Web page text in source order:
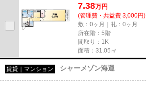
7.38万円
(管理費・共益費 3,000円)
敷：0ヶ月｜礼：0ヶ月
所在階：5階
間取り：1K
面積：31.05㎡
賃貸｜マンション シャーメゾン海運